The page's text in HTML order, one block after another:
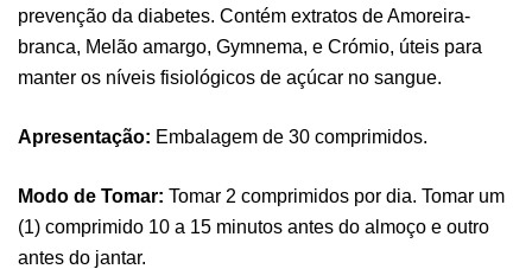
prevenção da diabetes. Contém extratos de Amoreira-
branca, Melão amargo, Gymnema, e Crómio, úteis para
manter os níveis fisiológicos de açúcar no sangue.
Apresentação: Embalagem de 30 comprimidos.
Modo de Tomar: Tomar 2 comprimidos por dia. Tomar um
(1) comprimido 10 a 15 minutos antes do almoço e outro
antes do jantar.